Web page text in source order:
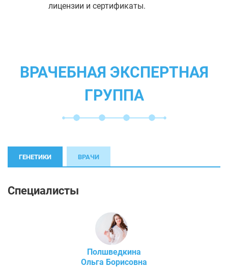
лицензии и сертификаты.
ВРАЧЕБНАЯ ЭКСПЕРТНАЯ
ГРУППА
ГЕНЕТИКИ ВРАЧИ
Специалисты
Полшведкина
Ольга Борисовна